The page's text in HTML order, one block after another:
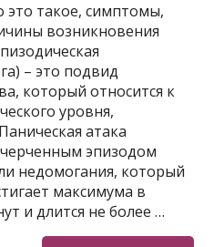
это такое, симптомы,
возникновения
– это подвид
который относится к
уровня,
атака
эпизодом
недомогания, который
максимума в
и длится не более …